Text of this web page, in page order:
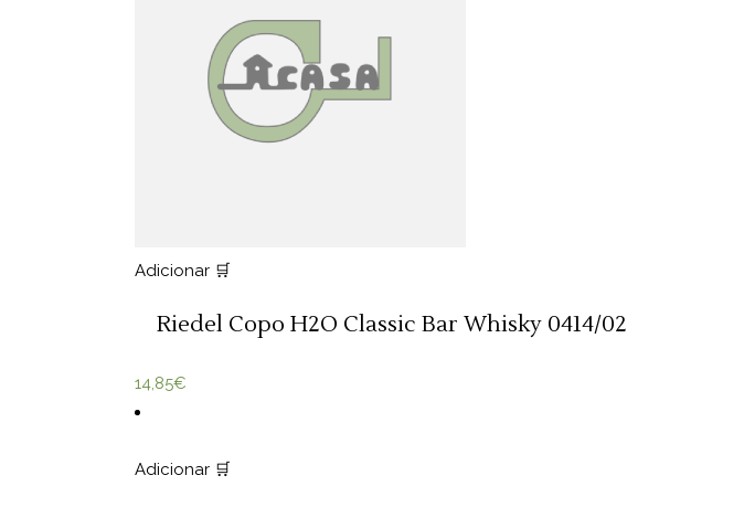
Adicionar 🛒
Riedel Copo H2O Classic Bar Whisky 0414/02
14,85€
Adicionar 🛒